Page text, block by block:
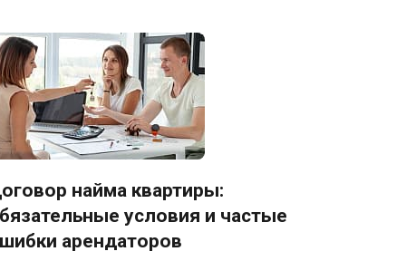
найма квартиры:
условия и частые
арендаторов